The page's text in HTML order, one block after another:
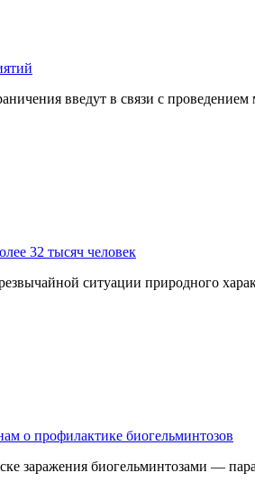
введут в связи с
32 тысяч человек
ситуации природного
о профилактике биогельминтозов
заражения биогельминтозами —